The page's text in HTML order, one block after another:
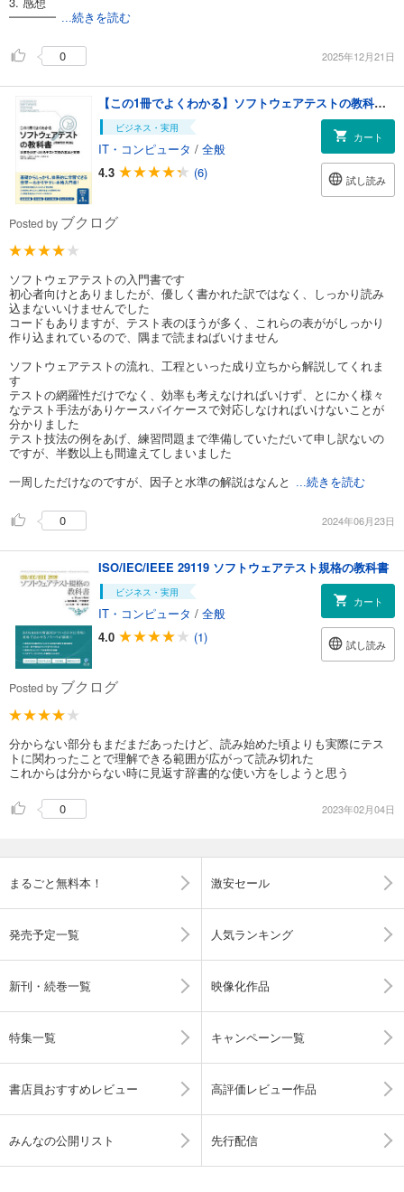
━━━━
...続きを読む
0 2025年12月21日
【この1冊でよくわかる】ソフトウェアテストの教科書 ［増補改訂 第２版］
ビジネス・実用
IT・コンピュータ / 全般
4.3
(6)
カート
試し読み
Posted by ブクログ
ソフトウェアテストの入門書です
初心者向けとありましたが、優しく書かれた訳ではなく、しっかり読み
込まないいけませんでした
コードもありますが、テスト表のほうが多く、これらの表ががしっかり
作り込まれているので、隅まで読まねばいけません
ソフトウェアテストの流れ、工程といった成り立ちから解説してくれま
す
テストの網羅性だけでなく、効率も考えなければいけず、とにかく様々
なテスト手法がありケースバイケースで対応しなければいけないことが
分かりました
テスト技法の例をあげ、練習問題まで準備していただいて申し訳ないの
ですが、半数以上も間違えてしまいました
一周しただけなのですが、因子と水準の解説はなんと
...続きを読む
0 2024年06月23日
ISO/IEC/IEEE 29119 ソフトウェアテスト規格の教科書
ビジネス・実用
IT・コンピュータ / 全般
4.0
(1)
カート
試し読み
Posted by ブクログ
分からない部分もまだまだあったけど、読み始めた頃よりも実際にテス
トに関わったことで理解できる範囲が広がって読み切れた
これからは分からない時に見返す辞書的な使い方をしようと思う
0 2023年02月04日
まるごと無料本！ 激安セール
発売予定一覧 人気ランキング
新刊・続巻一覧 映像化作品
特集一覧 キャンペーン一覧
書店員おすすめレビュー 高評価レビュー作品
みんなの公開リスト 先行配信